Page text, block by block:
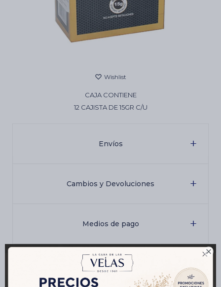

CAJA CONTIENE
12 CAJISTA DE 15GR C/U
Envíos
Cambios y Devoluciones
Medios de pago
Cartas de Tarot